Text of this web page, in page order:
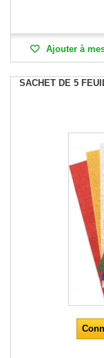
Ajouter à
SACHET DE 5